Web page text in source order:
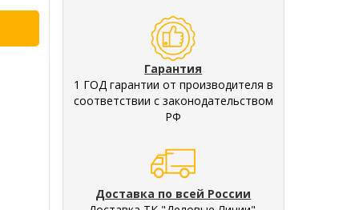
Гарантия
1 ГОД гарантии от производителя в
соответствии с законодательством
РФ
Доставка по всей России